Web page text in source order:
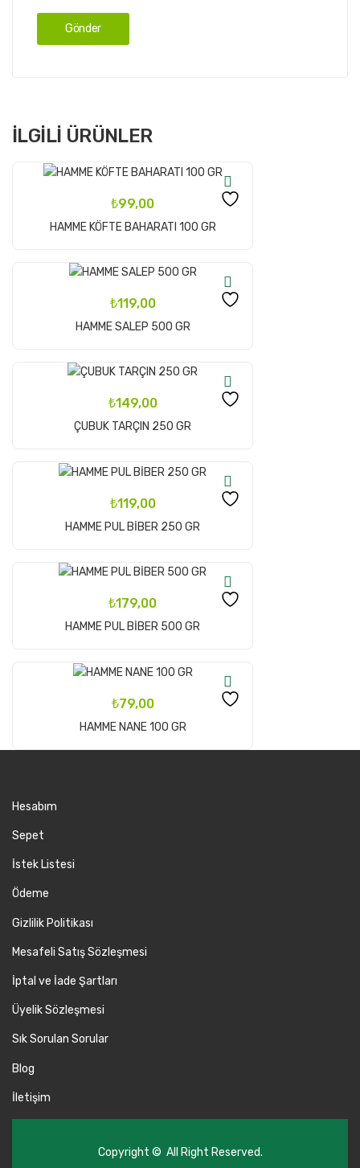
İLGİLİ ÜRÜNLER
₺99,00
HAMME KÖFTE BAHARATI 100 GR
₺119,00
HAMME SALEP 500 GR
₺149,00
ÇUBUK TARÇIN 250 GR
Sepete Ekle
₺119,00
HAMME PUL BİBER 250 GR
Sepete Ekle
₺179,00
HAMME PUL BİBER 500 GR
Sepete Ekle
₺79,00
HAMME NANE 100 GR
Hesabım
Sepet
İstek Listesi
Ödeme
Gizlilik Politikası
Mesafeli Satış Sözleşmesi
İptal ve İade Şartları
Üyelik Sözleşmesi
Sık Sorulan Sorular
Blog
İletişim
Copyright © All Right Reserved.